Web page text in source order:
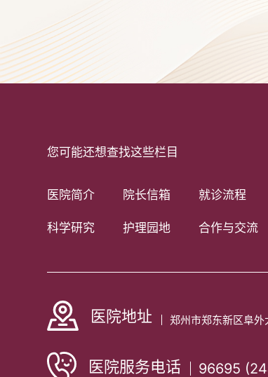
您可能还想查找这些栏目
医院简介 院长信箱 就诊流程
科学研究 护理园地 合作与交流
医院地址 郑州市郑东新区阜外
医院服务电话 96695 (24